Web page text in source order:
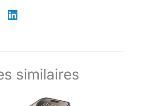
der leichten und gepolsterten Materialien
similaires